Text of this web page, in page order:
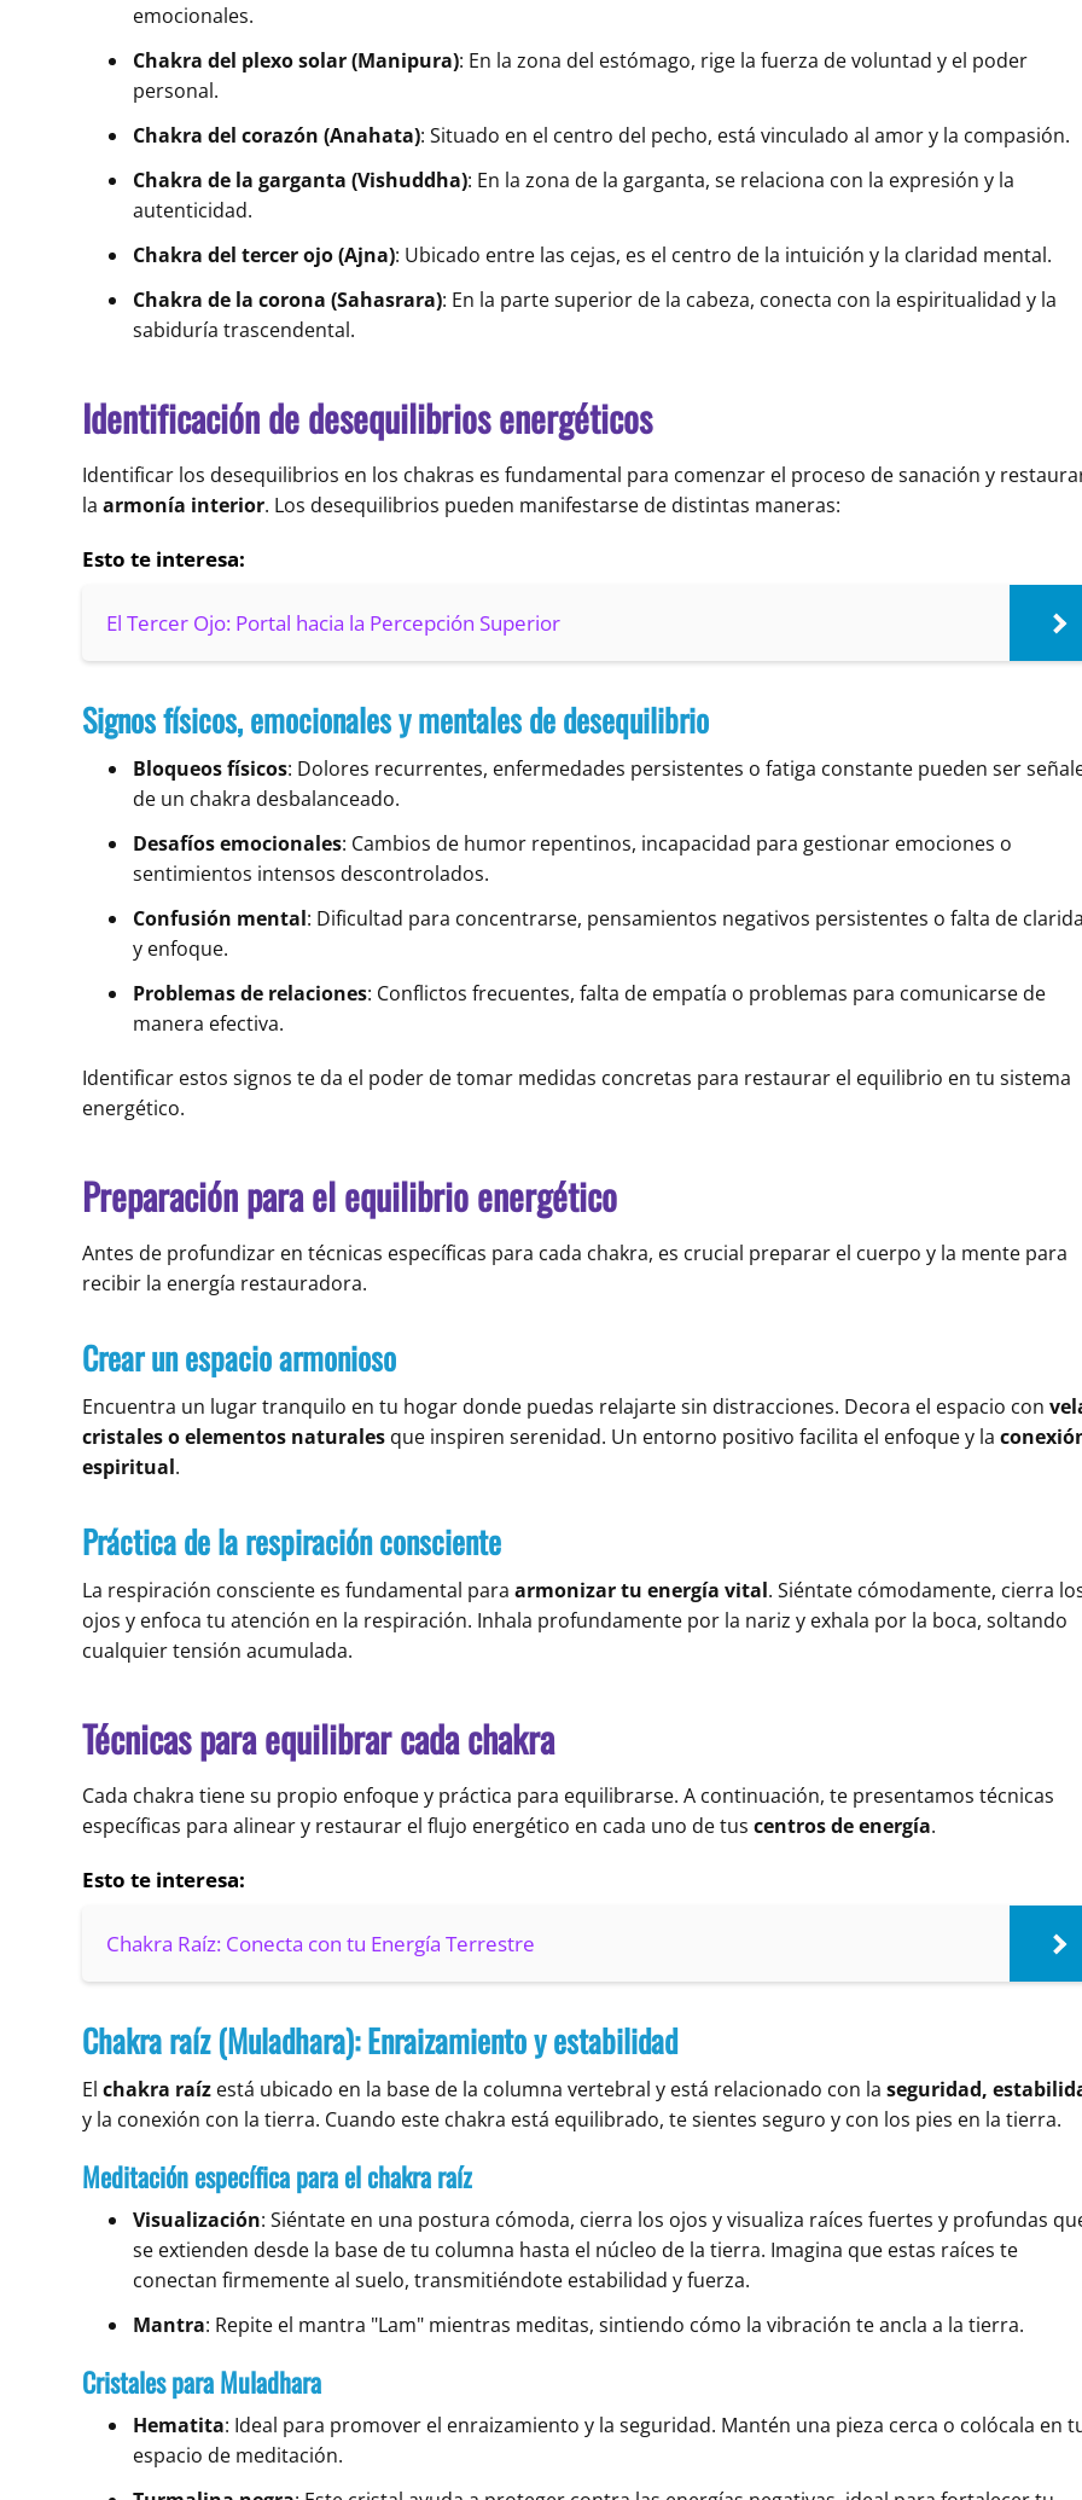
emocionales.
Chakra del plexo solar (Manipura): En la zona del estómago, rige la fuerza de voluntad y el poder
personal.
Chakra del corazón (Anahata): Situado en el centro del pecho, está vinculado al amor y la compasión.
Chakra de la garganta (Vishuddha): En la zona de la garganta, se relaciona con la expresión y la
autenticidad.
Chakra del tercer ojo (Ajna): Ubicado entre las cejas, es el centro de la intuición y la claridad mental.
Chakra de la corona (Sahasrara): En la parte superior de la cabeza, conecta con la espiritualidad y la
sabiduría trascendental.
Identificación de desequilibrios energéticos
Identificar los desequilibrios en los chakras es fundamental para comenzar el proceso de sanación y
la armonía interior. Los desequilibrios pueden manifestarse de distintas maneras:
Esto te interesa:
El Tercer Ojo: Portal hacia la Percepción Superior
Signos físicos, emocionales y mentales de desequilibrio
Bloqueos físicos: Dolores recurrentes, enfermedades persistentes o fatiga constante pueden ser
de un chakra desbalanceado.
Desafíos emocionales: Cambios de humor repentinos, incapacidad para gestionar emociones o
sentimientos intensos descontrolados.
Confusión mental: Dificultad para concentrarse, pensamientos negativos persistentes o falta de
y enfoque.
Problemas de relaciones: Conflictos frecuentes, falta de empatía o problemas para comunicarse de
manera efectiva.
Identificar estos signos te da el poder de tomar medidas concretas para restaurar el equilibrio en tu sistema
energético.
Preparación para el equilibrio energético
Antes de profundizar en técnicas específicas para cada chakra, es crucial preparar el cuerpo y la mente para
recibir la energía restauradora.
Crear un espacio armonioso
Encuentra un lugar tranquilo en tu hogar donde puedas relajarte sin distracciones. Decora el espacio con
cristales o elementos naturales que inspiren serenidad. Un entorno positivo facilita el enfoque y la
espiritual.
Práctica de la respiración consciente
La respiración consciente es fundamental para armonizar tu energía vital. Siéntate cómodamente, cierra
ojos y enfoca tu atención en la respiración. Inhala profundamente por la nariz y exhala por la boca, soltando
cualquier tensión acumulada.
Técnicas para equilibrar cada chakra
Cada chakra tiene su propio enfoque y práctica para equilibrarse. A continuación, te presentamos técnicas
específicas para alinear y restaurar el flujo energético en cada uno de tus centros de energía.
Esto te interesa:
Chakra Raíz: Conecta con tu Energía Terrestre
Chakra raíz (Muladhara): Enraizamiento y estabilidad
El chakra raíz está ubicado en la base de la columna vertebral y está relacionado con la seguridad,
y la conexión con la tierra. Cuando este chakra está equilibrado, te sientes seguro y con los pies en la tierra.
Meditación específica para el chakra raíz
Visualización: Siéntate en una postura cómoda, cierra los ojos y visualiza raíces fuertes y profundas
se extienden desde la base de tu columna hasta el núcleo de la tierra. Imagina que estas raíces te
conectan firmemente al suelo, transmitiéndote estabilidad y fuerza.
Mantra: Repite el mantra "Lam" mientras meditas, sintiendo cómo la vibración te ancla a la tierra.
Cristales para Muladhara
Hematita: Ideal para promover el enraizamiento y la seguridad. Mantén una pieza cerca o colócala en
espacio de meditación.